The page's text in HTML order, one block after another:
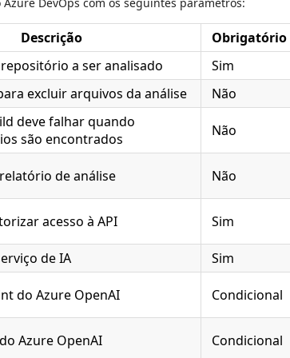
Descrição
Obrigatório
a ser analisado
Sim
excluir arquivos da análise
Não
deve falhar quando
são encontrados
Não
de análise Não
acesso à API Sim
de IA
Sim
do Azure OpenAI Condicional
Azure OpenAI Condicional